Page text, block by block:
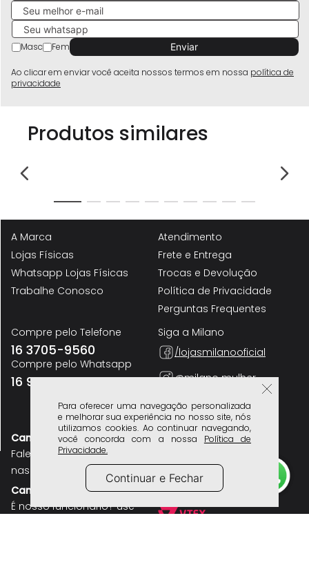
Para oferecer uma navegação personalizada
e melhorar sua experiência no nosso site, nós
utilizamos cookies. Ao continuar navegando,
você concorda com a nossa Política de
Privacidade.
Continuar e Fechar
Masc Fem
Ao clicar em enviar você aceita nossos termos em nossa política de
privacidade
Produtos similares
R$179,90
A Marca
Lojas Físicas
Atendimento
Frete e Entrega